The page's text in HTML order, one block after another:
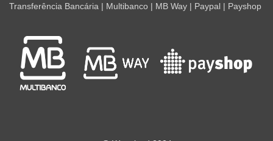
Transferência Bancária | Multibanco | MB Way | Paypal | Payshop